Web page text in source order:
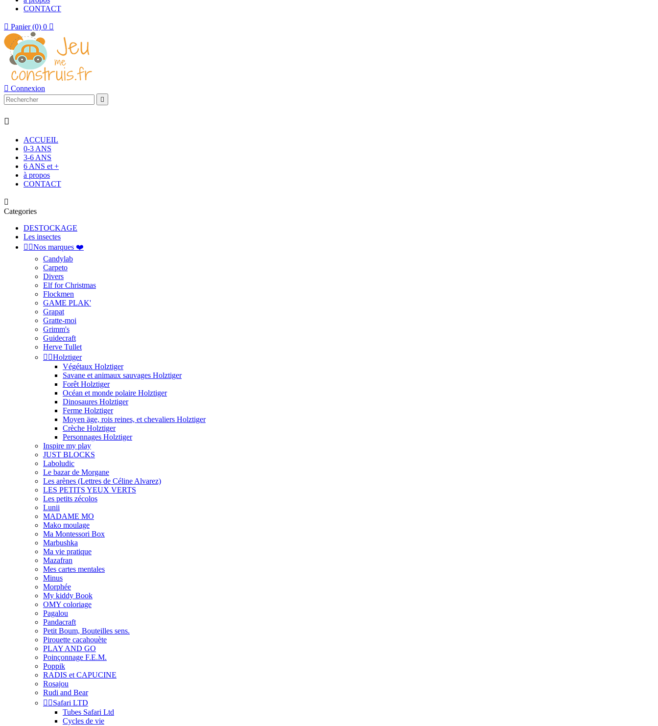
CONTACT
 Panier (0) 0 
 Connexion


ACCUEIL
0-3 ANS
3-6 ANS
6 ANS et +
à propos
CONTACT

Categories
DESTOCKAGE
Les insectes
 Nos marques ❤️
Candylab
Carpeto
Divers
Elf for Christmas
Flockmen
GAME PLAK'
Grapat
Gratte-moi
Grimm's
Guidecraft
Herve Tullet
 Holztiger
Végétaux Holztiger
Savane et animaux sauvages Holztiger
Forêt Holztiger
Océan et monde polaire Holztiger
Dinosaures Holztiger
Ferme Holztiger
Moyen äge, rois reines, et chevaliers Holztiger
Crèche Holztiger
Personnages Holztiger
Inspire my play
JUST BLOCKS
Laboludic
Le bazar de Morgane
Les arènes (Lettres de Céline Alvarez)
LES PETITS YEUX VERTS
Les petits zécolos
Lunii
MADAME MO
Mako moulage
Ma Montessori Box
Marbushka
Ma vie pratique
Mazafran
Mes cartes mentales
Minus
Morphée
My kiddy Book
OMY coloriage
Pagalou
Pandacraft
Petit Boum, Bouteilles sens.
Pirouette cacahouète
PLAY AND GO
Poinçonnage F.E.M.
Poppik
RADIS et CAPUCINE
Rosajou
Rudi and Bear
 Safari LTD
Tubes Safari Ltd
Cycles de vie